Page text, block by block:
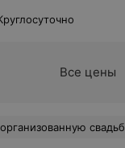
Все цены
плюс и бонус! Рекомендую всем парк Яркі, это будет незабываемый праздник, как был у нас! Также молодоженам был подарен именной